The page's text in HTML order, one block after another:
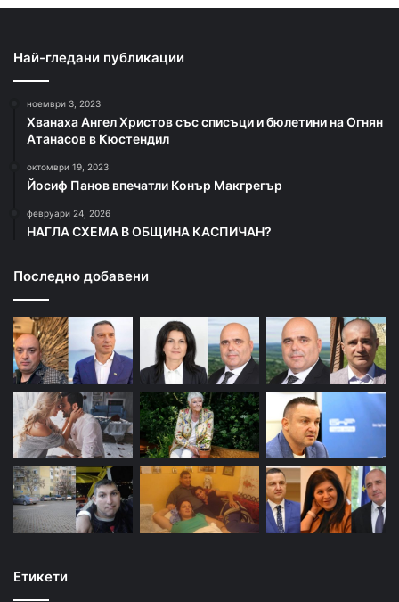
Най-гледани публикации
ноември 3, 2023
Хванаха Ангел Христов със списъци и бюлетини на Огнян
Атанасов в Кюстендил
октомври 19, 2023
Йосиф Панов впечатли Конър Макгрегър
февруари 24, 2026
НАГЛА СХЕМА В ОБЩИНА КАСПИЧАН?
Последно добавени
Етикети